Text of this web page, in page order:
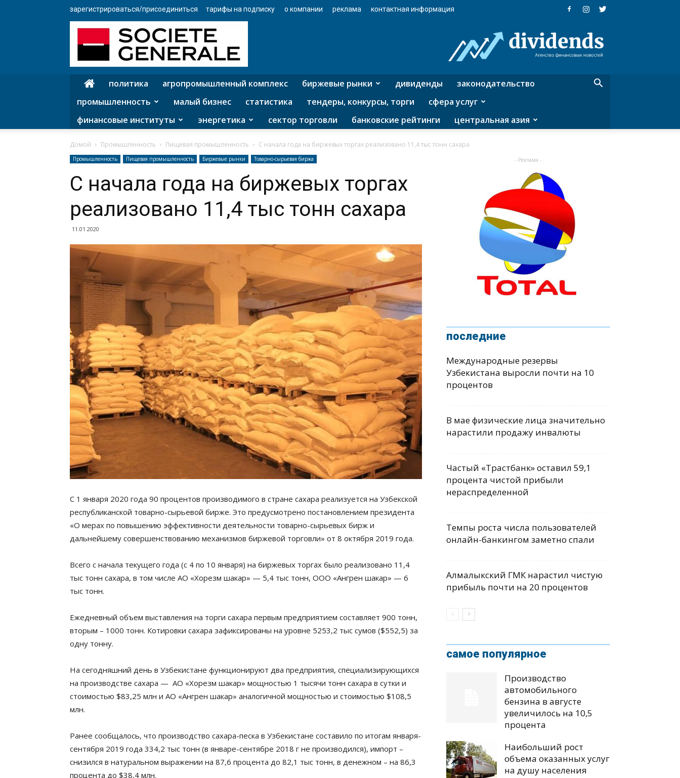
зарегистрироваться/присоединиться тарифы на подписку о компании реклама контактная информация
агентство
финансовых
политика агропромышленный комплекс биржевые рынки дивиденды
законодательство
промышленность
малый бизнес статистика тендеры, конкурсы, торги
сфера услуг
финансовые институты
энергетика сектор торговли банковские рейтинги центральная азия
Домой Промышленность Пищевая промышленность С начала года на биржевых торгах реализовано 11,4 тыс тонн сахара
Промышленность Пищевая промышленность Биржевые рынки Товарно-сырьевая биржа
С начала года на биржевых торгах
реализовано 11,4 тыс тонн сахара
11.01.2020
С 1 января 2020 года 90 процентов производимого в стране сахара реализуется на Узбекской
республиканской товарно-сырьевой бирже. Это предусмотрено постановлением президента
«О мерах по повышению эффективности деятельности товарно-сырьевых бирж и
дальнейшему совершенствованию механизмов биржевой торговли» от 8 октября 2019 года.
Всего с начала текущего года (с 4 по 10 января) на биржевых торгах было реализовано 11,4
тыс тонн сахара, в том числе АО «Хорезм шакар» — 5,4 тыс тонн, ООО «Ангрен шакар» — 6
тыс тонн.
Ежедневный объем выставления на торги сахара первым предприятием составляет 900 тонн,
вторым – 1000 тонн. Котировки сахара зафиксированы на уровне 5253,2 тыс сумов ($552,5) за
одну тонну.
На сегодняшний день в Узбекистане функционируют два предприятия, специализирующихся
на производстве сахара — АО «Хорезм шакар» мощностью 1 тысячи тонн сахара в сутки и
стоимостью $83,25 млн и АО «Ангрен шакар» аналогичной мощностью и стоимостью $108,5
млн.
Ранее сообщалось, что производство сахара-песка в Узбекистане составило по итогам января-
сентября 2019 года 334,2 тыс тонн (в январе-сентябре 2018 г не производился), импорт –
снизился в натуральном выражении на 87,6 процента до 82,1 тыс тонн, в денежном – на 86,3
процента до $38,4 млн.
- Реклама -
последние
Международные резервы
Узбекистана выросли почти на 10
процентов
В мае физические лица значительно
нарастили продажу инвалюты
Частый «Трастбанк» оставил 59,1
процента чистой прибыли
нераспределенной
Темпы роста числа пользователей
онлайн-банкингом заметно спали
Алмалыкский ГМК нарастил чистую
прибыль почти на 20 процентов
самое популярное
Производство
автомобильного
бензина в августе
увеличилось на 10,5
процента
Наибольший рост
объема оказанных услуг
на душу населения